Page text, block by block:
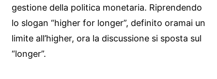
gestione della politica monetaria. Riprendendo
lo slogan “higher for longer”, definito oramai un
limite all’higher, ora la discussione si sposta sul
“longer”.